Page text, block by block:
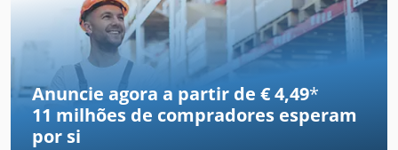
Anuncie agora a partir de € 4,49*
11 milhões de compradores esperam
por si